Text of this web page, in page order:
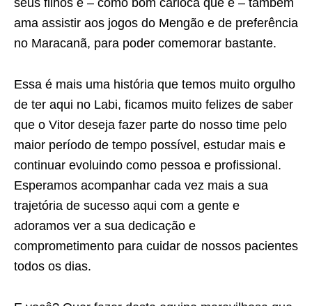
seus filhos e – como bom carioca que é – também
ama assistir aos jogos do Mengão e de preferência
no Maracanã, para poder comemorar bastante.
Essa é mais uma história que temos muito orgulho
de ter aqui no Labi, ficamos muito felizes de saber
que o Vitor deseja fazer parte do nosso time pelo
maior período de tempo possível, estudar mais e
continuar evoluindo como pessoa e profissional.
Esperamos acompanhar cada vez mais a sua
trajetória de sucesso aqui com a gente e
adoramos ver a sua dedicação e
comprometimento para cuidar de nossos pacientes
todos os dias.